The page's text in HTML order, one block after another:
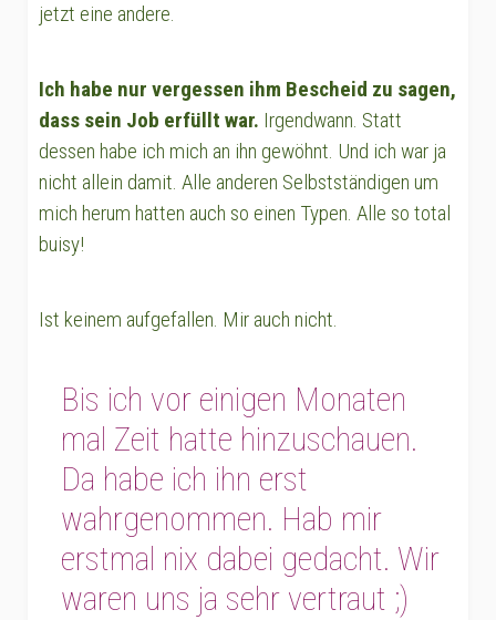
jetzt eine andere.
Ich habe nur vergessen ihm Bescheid zu sagen,
dass sein Job erfüllt war. Irgendwann. Statt
dessen habe ich mich an ihn gewöhnt. Und ich war ja
nicht allein damit. Alle anderen Selbstständigen um
mich herum hatten auch so einen Typen. Alle so total
buisy!
Ist keinem aufgefallen. Mir auch nicht.
Bis ich vor einigen Monaten
mal Zeit hatte hinzuschauen.
Da habe ich ihn erst
wahrgenommen. Hab mir
erstmal nix dabei gedacht. Wir
waren uns ja sehr vertraut ;)